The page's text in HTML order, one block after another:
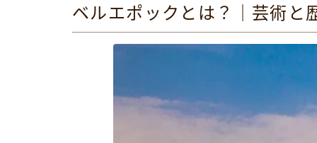
ベルエポックとは？｜芸術と